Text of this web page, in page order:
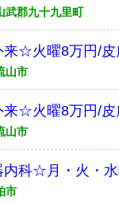
武郡九十九里町
来☆火曜8万円/
山市
来☆火曜8万円/
山市
内科☆月・火・
市